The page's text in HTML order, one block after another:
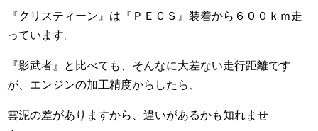
『クリスティーン』は『ＰＥＣＳ』装着から６００ｋｍ走
っています。
『影武者』と比べても、そんなに大差ない走行距離です
が、エンジンの加工精度からしたら、
雲泥の差がありますから、違いがあるかも知れませ